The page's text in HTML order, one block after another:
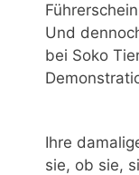
Und
bei Soko
Ihre
sie, ob sie,